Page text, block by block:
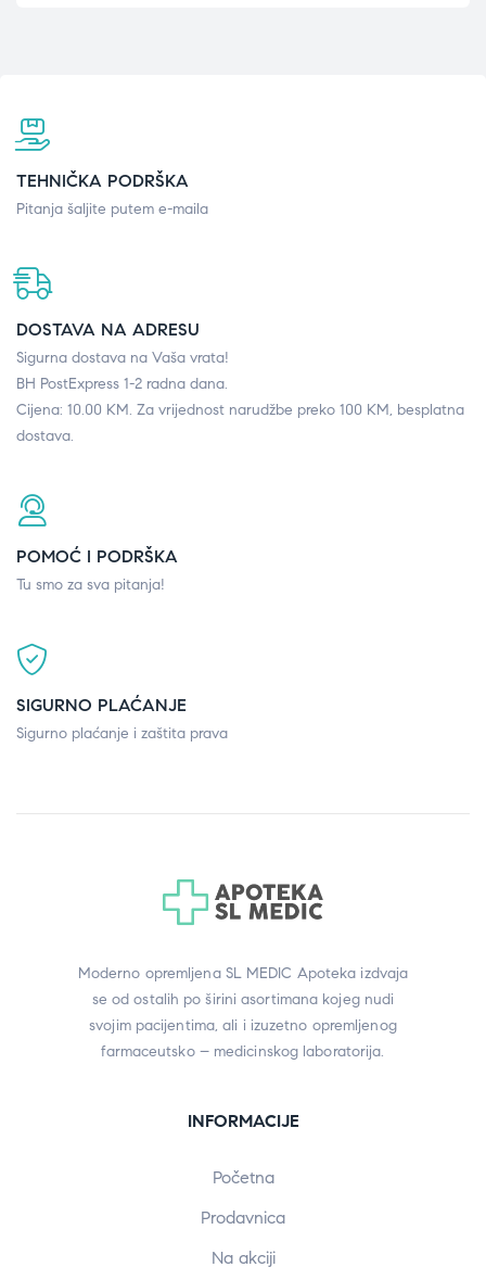
TEHNIČKA PODRŠKA
Pitanja šaljite putem e-maila
DOSTAVA NA ADRESU
Sigurna dostava na Vaša vrata!
BH PostExpress 1-2 radna dana.
Cijena: 10.00 KM. Za vrijednost narudžbe preko 100 KM, besplatna
dostava.
POMOĆ I PODRŠKA
Tu smo za sva pitanja!
SIGURNO PLAĆANJE
Sigurno plaćanje i zaštita prava
Moderno opremljena SL MEDIC Apoteka izdvaja
se od ostalih po širini asortimana kojeg nudi
svojim pacijentima, ali i izuzetno opremljenog
farmaceutsko – medicinskog laboratorija.
INFORMACIJE
Početna
Prodavnica
Na akciji